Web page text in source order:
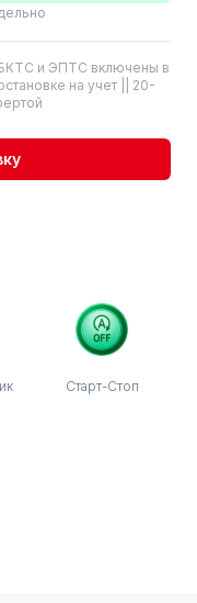
и ЭПТС включены в
на учет || 20-
Старт-Стоп